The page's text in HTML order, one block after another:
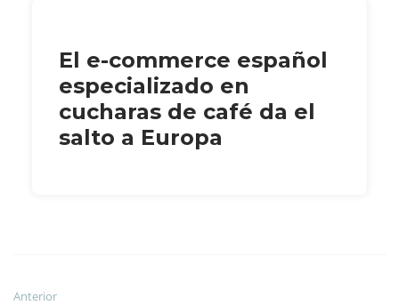
El e-commerce español
especializado en
cucharas de café da el
salto a Europa
Anterior